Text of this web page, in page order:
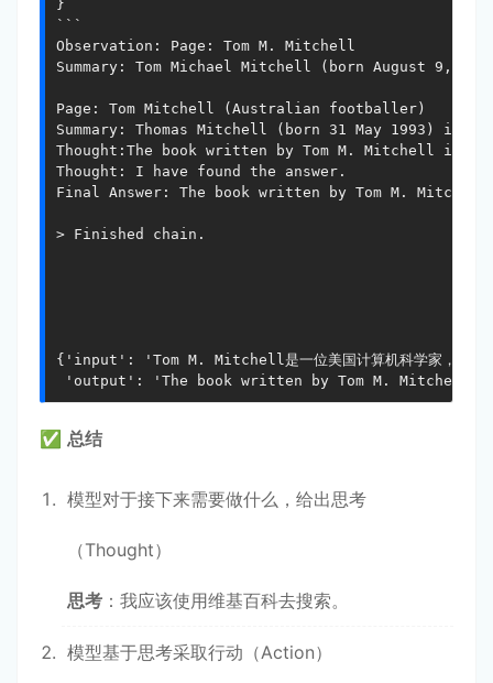
}
```
Observation: Page: Tom M. Mitchell
Summary: Tom Michael Mitchell (born August 9,
Page: Tom Mitchell (Australian footballer)
Summary: Thomas Mitchell (born 31 May 1993)
Thought:The book written by Tom M. Mitchell is
Thought: I have found the answer.
Final Answer: The book written by Tom M.
> Finished chain.
{'input': 'Tom M. Mitchell是一位美国计算机科学家，也是卡内
'output': 'The book written by Tom M. Mitchell
✅ 总结
模型对于接下来需要做什么，给出思考
（Thought）
思考 ：我应该使用维基百科去搜索。
模型基于思考采取行动（Action）